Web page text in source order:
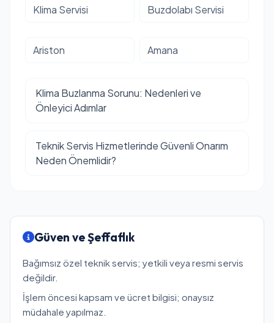
Klima Servisi Buzdolabı Servisi
Ariston Amana
Klima Buzlanma Sorunu: Nedenleri ve
Önleyici Adımlar
Teknik Servis Hizmetlerinde Güvenli Onarım
Neden Önemlidir?
Güven ve Şeffaflık
Bağımsız özel teknik servis; yetkili veya resmi servis
değildir.
İşlem öncesi kapsam ve ücret bilgisi; onaysız
müdahale yapılmaz.